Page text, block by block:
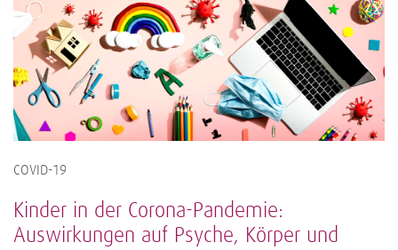
COVID-19
Kinder in der Corona-Pandemie:
Auswirkungen auf Psyche, Körper und